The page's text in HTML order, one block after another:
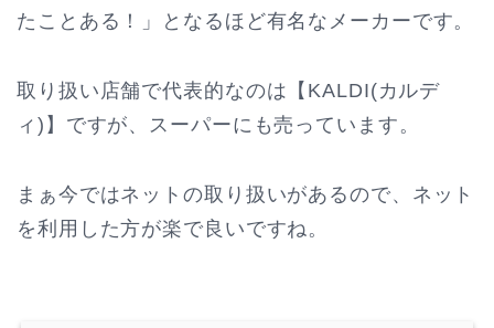
たことある！」となるほど有名なメーカーです。
取り扱い店舗で代表的なのは【KALDI(カルデ
ィ)】ですが、スーパーにも売っています。
まぁ今ではネットの取り扱いがあるので、ネット
を利用した方が楽で良いですね。